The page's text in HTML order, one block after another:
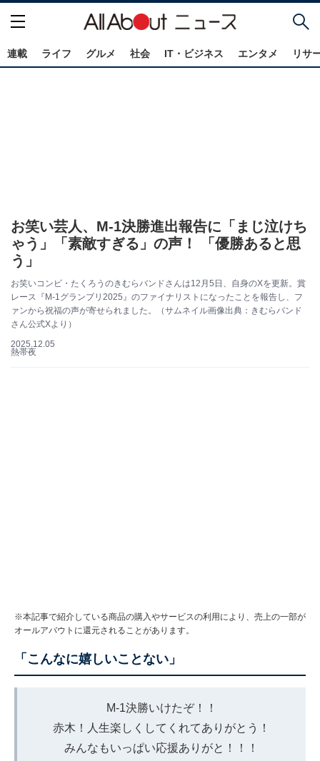
連載 ライフ グルメ 社会 IT・ビジネス エンタメ リサ
お笑い芸人、M-1決勝進出報告に「まじ泣けち
ゃう」「素敵すぎる」の声！ 「優勝あると思
う」
お笑いコンビ・たくろうのきむらバンドさんは12月5日、自身のXを更新。賞
レース『M-1グランプリ2025』のファイナリストになったことを報告し、フ
ァンから祝福の声が寄せられました。（サムネイル画像出典：きむらバンド
さん公式Xより）
2025.12.05
熱帯夜
※本記事で紹介している商品の購入やサービスの利用により、売上の一部が
オールアバウトに還元されることがあります。
「こんなに嬉しいことない」
M-1決勝いけたぞ！！
赤木！人生楽しくしてくれてありがとう！
みんなもいっぱい応援ありがと！！！